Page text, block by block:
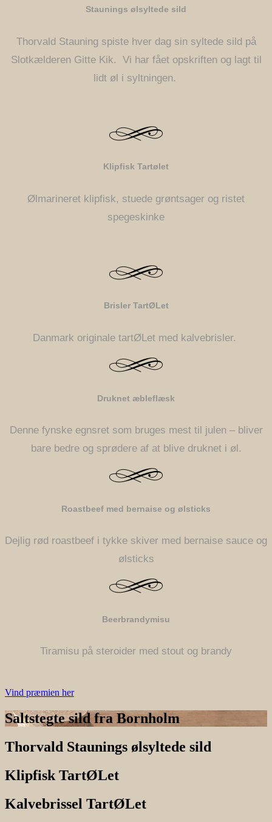
Staunings ølsyltede sild
Thorvald Stauning spiste hver dag sin syltede sild på
Slotkælderen Gitte Kik. Vi har fået opskriften og lagt til
lidt øl i syltningen.
Klipfisk Tartølet
Ølmarineret klipfisk, stuede grøntsager og ristet
spegeskinke
Brisler TartØLet
Danmark originale tartØLet med kalvebrisler.
Druknet æbleflæsk
Denne fynske egnsret som bruges mest til julen – bliver
bare bedre og sprødere af at blive druknet i øl.
Roastbeef med bernaise og ølsticks
Dejlig rød roastbeef i tykke skiver med bernaise sauce og
ølsticks
Beerbrandymisu
Tiramisu på steroider med stout og brandy
Vind præmien her
Saltstegte sild fra Bornholm
Thorvald Staunings ølsyltede sild
Klipfisk TartØLet
Kalvebrissel TartØLet